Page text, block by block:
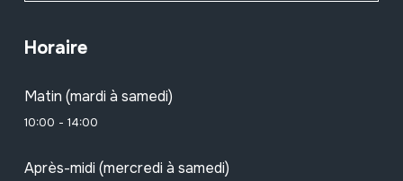
Horaire
Matin (mardi à samedi)
10:00 - 14:00
Après-midi (mercredi à samedi)